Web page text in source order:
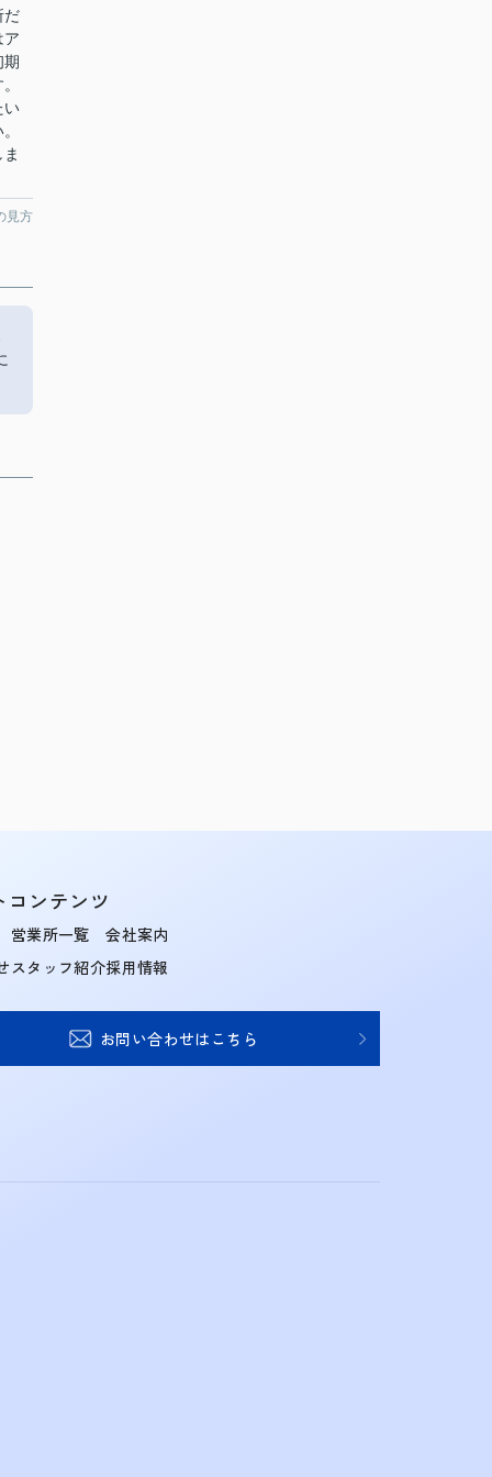
だ
ア
期
い
見方
コンテンツ
営業所一覧
スタッフ紹介
会社案内
採用情報
お問い合わせはこちら